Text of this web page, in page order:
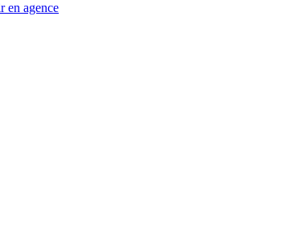
en agence